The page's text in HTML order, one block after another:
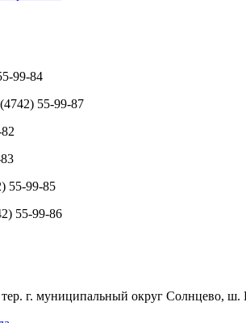
99-84
55-99-87
55-99-85
55-99-86
г. муниципальный округ Солнцево, ш.